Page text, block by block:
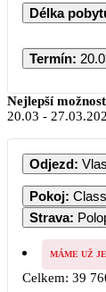
Délka
Termín:
Nejlepší
20.03 -
Odjezd:
Pokoj:
Strava:
MÁME UŽ
Celkem: 39